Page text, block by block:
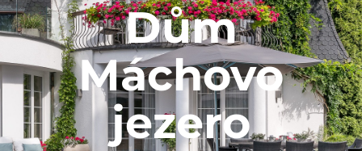
Dům
Máchovo
jezero